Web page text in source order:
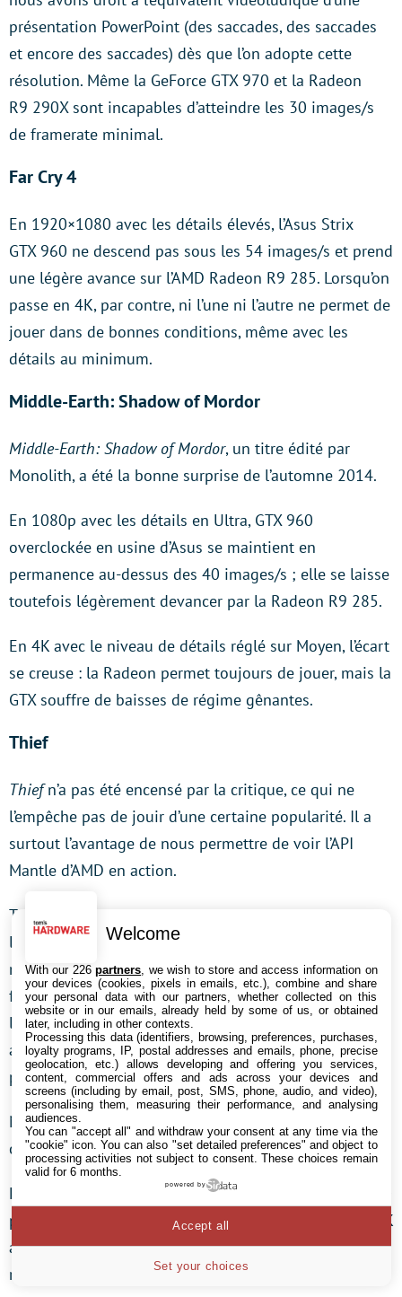
présentation PowerPoint (des saccades, des saccades
et encore des saccades) dès que l’on adopte cette
résolution. Même la GeForce GTX 970 et la Radeon
R9 290X sont incapables d’atteindre les 30 images/s
de framerate minimal.
Far Cry 4
En 1920×1080 avec les détails élevés, l’Asus Strix
GTX 960 ne descend pas sous les 54 images/s et prend
une légère avance sur l’AMD Radeon R9 285. Lorsqu’on
passe en 4K, par contre, ni l’une ni l’autre ne permet de
jouer dans de bonnes conditions, même avec les
détails au minimum.
Middle-Earth: Shadow of Mordor
Middle-Earth: Shadow of Mordor, un titre édité par
Monolith, a été la bonne surprise de l’automne 2014.
En 1080p avec les détails en Ultra, GTX 960
overclockée en usine d’Asus se maintient en
permanence au-dessus des 40 images/s ; elle se laisse
toutefois légèrement devancer par la Radeon R9 285.
En 4K avec le niveau de détails réglé sur Moyen, l’écart
se creuse : la Radeon permet toujours de jouer, mais la
GTX souffre de baisses de régime gênantes.
Thief
Thiefn’a pas été encensé par la critique, ce qui ne
l’empêche pas de jouir d’une certaine popularité. Il a
surtout l’avantage de nous permettre de voir l’API
Mantle d’AMD en action.
Toutes les GeForce souffrent un peu dans ce titre, à
l’exception de la GTX 970 qui s’en sort très bien. Cela
n’empêche pas l’Asus Strix GTX 960 d’afficher un
framerate minimal de 40 images/s en 1920×1080 avec
les détails réglés sur Very High. Mieux encore : en 4K
avec les détails faibles, elle se paie même le luxe de
passer devant la Radeon R9 285.
Nous n’avons toutefois pas pu tester l’API Mantle à
cette résolution, car elle fait planter le jeu.
En 1080p avec les détails en Ultra, l’Asus Strix GTX 960
prend une avance notable sur la Radeon R9 285. En 4K
avec des réglages visuels personnalisés, par contre, le
retour à la réalité est assez brutal.
Welcome
With our 226partners , we wish to store and access information on
your devices (cookies, pixels in emails, etc.), combine and share
your personal data with our partners, whether collected on this
website or in our emails, already held by some of us, or obtained
later, including in other contexts.
Processing this data (identifiers, browsing, preferences, purchases,
loyalty programs, IP, postal addresses and emails, phone, precise
geolocation, etc.) allows developing and offering you services,
content, commercial offers and ads across your devices and
screens (including by email, post, SMS, phone, audio, and video),
personalising them, measuring their performance, and analysing
audiences.
You can "accept all" and withdraw your consent at any time via the
"cookie" icon. You can also "set detailed preferences" and object to
processing activities not subject to consent. These choices remain
valid for 6 months.
powered by
Set your choices
Accept all